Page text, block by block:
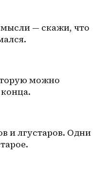
— скажи, что
можно
и лгустаров. Одни